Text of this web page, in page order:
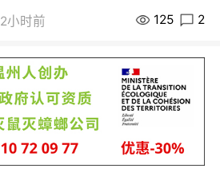
2小时前 125 2